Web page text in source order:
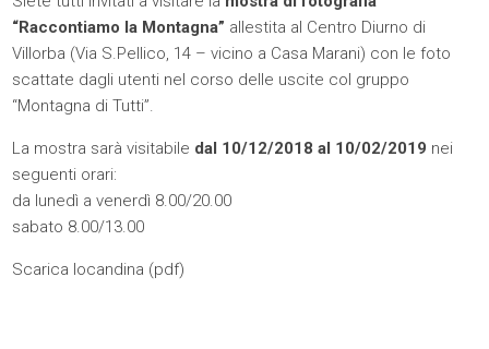
“Raccontiamo la Montagna” allestita al Centro Diurno di
Villorba (Via S.Pellico, 14 – vicino a Casa Marani) con le foto
scattate dagli utenti nel corso delle uscite col gruppo
“Montagna di Tutti”.
La mostra sarà visitabile dal 10/12/2018 al 10/02/2019 nei
seguenti orari:
da lunedì a venerdì 8.00/20.00
sabato 8.00/13.00
Scarica locandina (pdf)